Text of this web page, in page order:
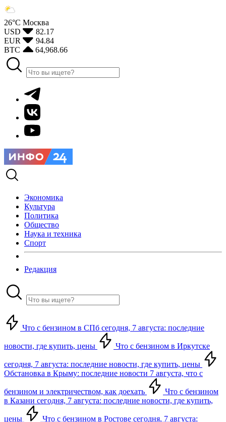
26°С Москва
USD
82.17
EUR
94.84
BTC
64,968.66
Экономика
Культура
Политика
Общество
Наука и техника
Спорт
Редакция
Что с бензином в СПб сегодня, 7 августа: последние
новости, где купить, цены Что с бензином в Иркутске
сегодня, 7 августа: последние новости, где купить, цены
Обстановка в Крыму: последние новости 7 августа, что с
бензином и электричеством, как доехать
Что с бензином
в Казани сегодня, 7 августа: последние новости, где купить,
цены
Что с бензином в Ростове сегодня, 7 августа: